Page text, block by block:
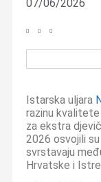
07/06/2026
Istarska uljara
razinu
za ekstra
2026 osvojili
svrstavaju
Hrvatske i